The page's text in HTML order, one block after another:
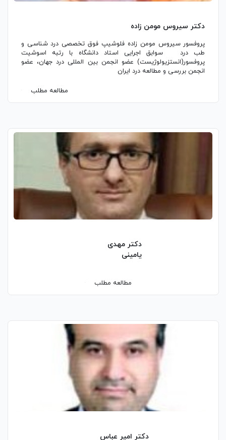
دکتر سیروس مومن زاده
پروفسور سیروس مومن زاده فلوشیپ فوق تخصصی درد شناسی و
طب درد سوابق اجرایی استاد دانشگاه با رتبه اسوشیت
پروفسور(انستزیولوژیست) عضو انجمن بین المللی درد جهان، عضو
انجمن بررسی و مطالعه درد ایران
مطالعه مطلب
دکتر مهدی
یامینی
مطالعه مطلب
دکتر امیر عباس